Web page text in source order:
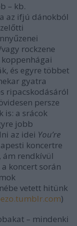
– kb.
az ifjú dánokból
rockzene
és egyre többet
gyatra
ripacskodásáról
persze
is: a srácok
jobb
az idei You’re
koncertre
ám rendkívül
koncert során
vetett hitünk
)
– mindenki